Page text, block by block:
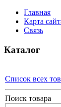
Главная
Карта
Связь
Каталог
Список всех
Поиск товара